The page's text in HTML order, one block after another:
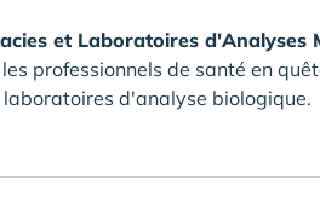
et Laboratoires d'Analyses
professionnels de santé en
d'analyse biologique.